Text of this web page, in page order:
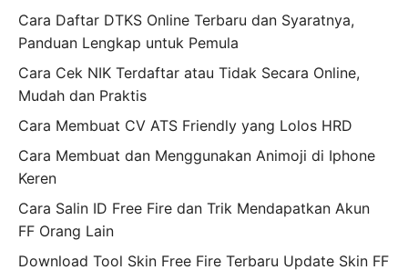
Cara Daftar DTKS Online Terbaru dan Syaratnya,
Panduan Lengkap untuk Pemula
Cara Cek NIK Terdaftar atau Tidak Secara Online,
Mudah dan Praktis
Cara Membuat CV ATS Friendly yang Lolos HRD
Cara Membuat dan Menggunakan Animoji di Iphone
Keren
Cara Salin ID Free Fire dan Trik Mendapatkan Akun
FF Orang Lain
Download Tool Skin Free Fire Terbaru Update Skin FF